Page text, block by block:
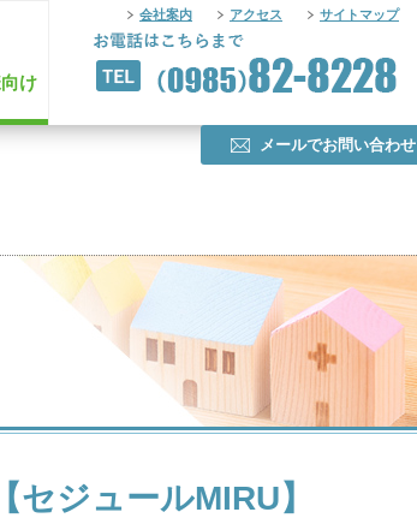
け
会社案内 アクセス サイトマップ
メールでお問い合わせ
ジュールMIRU】